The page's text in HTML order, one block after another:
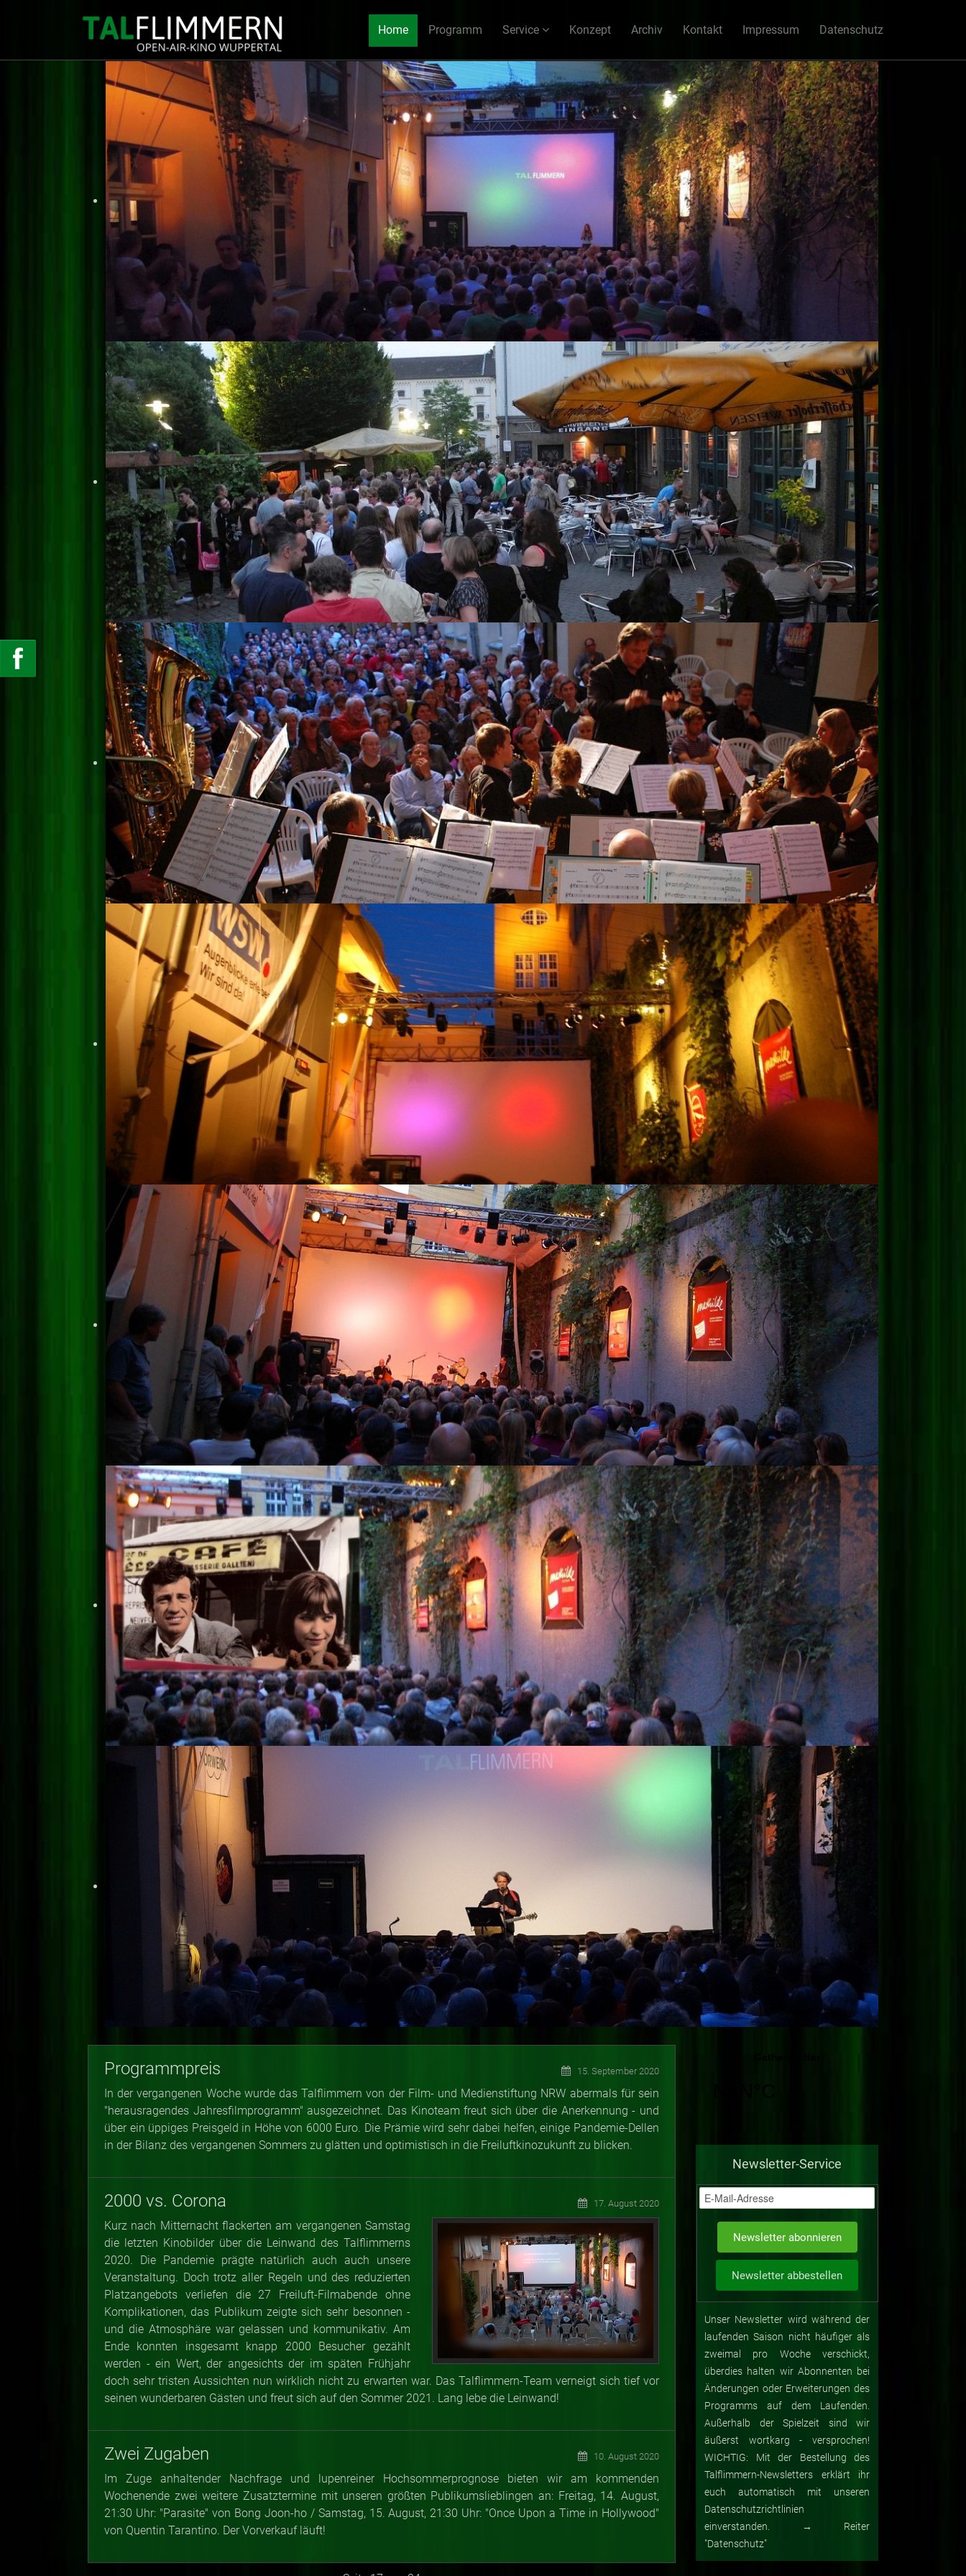
Home Programm Service Konzept Archiv Kontakt Impressum Datenschutz
Programmpreis 15. September 2020
In der vergangenen Woche wurde das Talflimmern von der Film- und Medienstiftung NRW abermals für sein
"herausragendes Jahresfilmprogramm" ausgezeichnet. Das Kinoteam freut sich über die Anerkennung - und
über ein üppiges Preisgeld in Höhe von 6000 Euro. Die Prämie wird sehr dabei helfen, einige Pandemie-Dellen
in der Bilanz des vergangenen Sommers zu glätten und optimistisch in die Freiluftkinozukunft zu blicken.
2000 vs. Corona 17. August 2020
Kurz nach Mitternacht flackerten am vergangenen Samstag
die letzten Kinobilder über die Leinwand des Talflimmerns
2020. Die Pandemie prägte natürlich auch auch unsere
Veranstaltung. Doch trotz aller Regeln und des reduzierten
Platzangebots verliefen die 27 Freiluft-Filmabende ohne
Komplikationen, das Publikum zeigte sich sehr besonnen -
und die Atmosphäre war gelassen und kommunikativ. Am
Ende konnten insgesamt knapp 2000 Besucher gezählt
werden - ein Wert, der angesichts der im späten Frühjahr
doch sehr tristen Aussichten nun wirklich nicht zu erwarten war. Das Talflimmern-Team verneigt sich tief vor
seinen wunderbaren Gästen und freut sich auf den Sommer 2021. Lang lebe die Leinwand!
Zwei Zugaben 10. August 2020
Im Zuge anhaltender Nachfrage und lupenreiner Hochsommerprognose bieten wir am kommenden
Wochenende zwei weitere Zusatztermine mit unseren größten Publikumslieblingen an: Freitag, 14. August,
21:30 Uhr: "Parasite" von Bong Joon-ho / Samstag, 15. August, 21:30 Uhr: "Once Upon a Time in Hollywood"
von Quentin Tarantino. Der Vorverkauf läuft!
Newsletter-Service
Unser Newsletter wird während der
laufenden Saison nicht häufiger als
zweimal pro Woche verschickt,
überdies halten wir Abonnenten bei
Änderungen oder Erweiterungen des
Programms auf dem Laufenden.
Außerhalb der Spielzeit sind wir
äußerst wortkarg - versprochen!
WICHTIG: Mit der Bestellung des
Talflimmern-Newsletters erklärt ihr
euch automatisch mit unseren
Datenschutzrichtlinien
einverstanden. → Reiter
"Datenschutz"